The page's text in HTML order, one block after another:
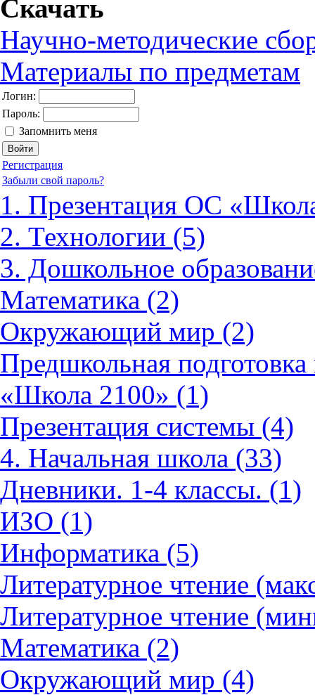
Скачать
Научно-методические
Материалы по предметам
Логин:
Пароль:
Запомнить меня
Регистрация
Забыли свой пароль?
1. Презентация ОС
2. Технологии (5)
3. Дошкольное
Математика (2)
Окружающий мир (2)
Предшкольная
«Школа 2100» (1)
Презентация системы (4)
4. Начальная школа (33)
Дневники. 1-4 классы. (1)
ИЗО (1)
Информатика (5)
Литературное чтение
Литературное чтение
Математика (2)
Окружающий мир (4)